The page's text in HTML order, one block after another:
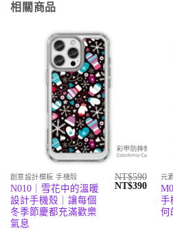
相關商品
創意設計模板 手機殼
N010｜雪花中的溫暖
設計手機殼｜讓每個
冬季節慶都充滿歡樂
氣息
NT$590
原
NT$390目
格：
元
手
何